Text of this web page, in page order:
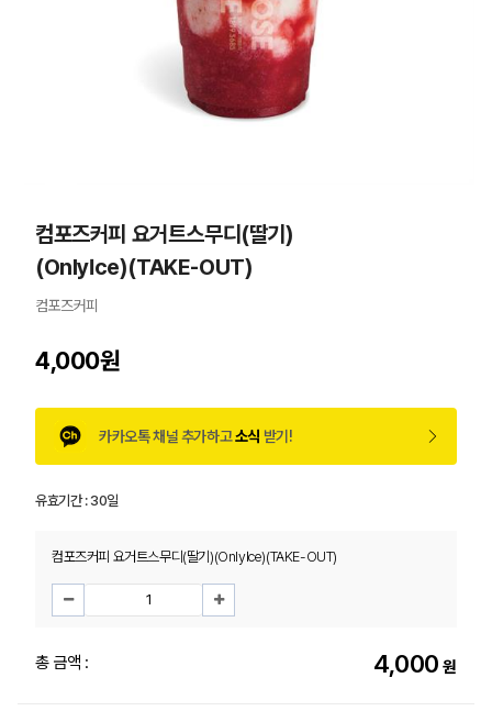
컴포즈커피 요거트스무디(딸기)
(OnlyIce)(TAKE-OUT)
컴포즈커피
4,000원
카카오톡 채널 추가하고소식 받기!
유효기간 :30일
컴포즈커피 요거트스무디(딸기)(OnlyIce)(TAKE-OUT)
총 금액 : 4,000 원